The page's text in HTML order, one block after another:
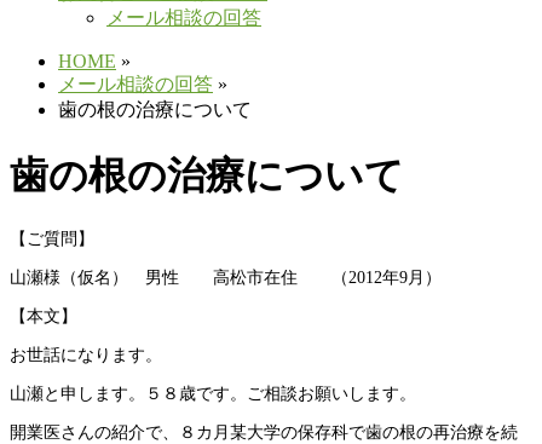
メール相談の回答
HOME »
メール相談の回答 »
歯の根の治療について
歯の根の治療について
【ご質問】
山瀬様（仮名） 男性 高松市在住 （2012年9月）
【本文】
お世話になります。
山瀬と申します。５８歳です。ご相談お願いします。
開業医さんの紹介で、８カ月某大学の保存科で歯の根の再治療を続